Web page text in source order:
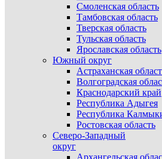
Смоленская область
Тамбовская область
Тверская область
Тульская область
Ярославская область
Южный округ
Астраханская
Волгоградская
Краснодарский край
Республика Адыгея
Республика
Ростовская область
Северо-Западный
округ
Архангельская